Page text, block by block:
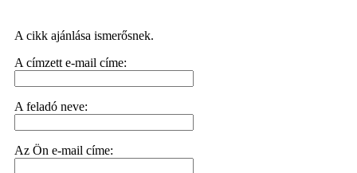
A cikk ajánlása ismerősnek.
A címzett e-mail címe:
A feladó neve:
Az Ön e-mail címe: